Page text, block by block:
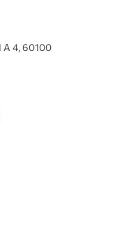
A 4, 60100